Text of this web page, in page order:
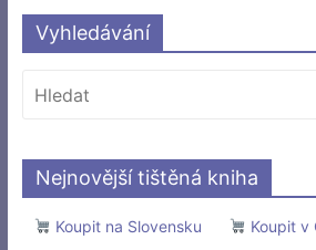
Vyhledávání
Nejnovější tištěná kniha
Koupit na Slovensku
Koupit v